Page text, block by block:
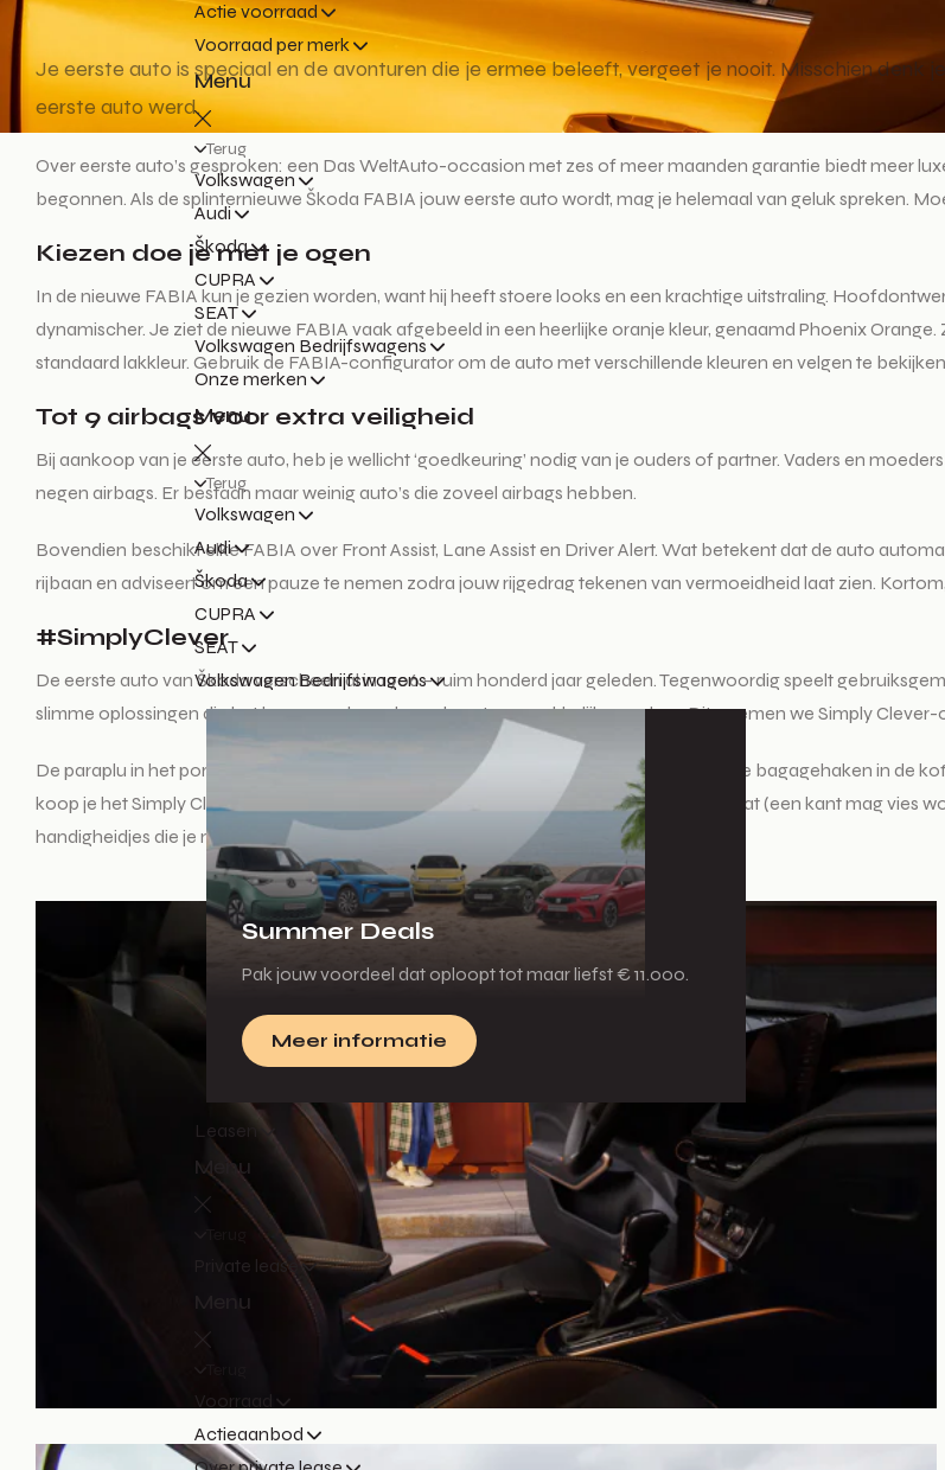
Actie voorraad
Voorraad per merk
Menu
Terug
Volkswagen
Audi
Škoda
CUPRA
SEAT
Volkswagen Bedrijfswagens
Onze merken
Menu
Terug
Volkswagen
Audi
Škoda
CUPRA
SEAT
Volkswagen Bedrijfswagens
Summer Deals
Pak jouw voordeel dat oploopt tot maar liefst € 11.000.
Meer informatie
Leasen
Menu
Private lease
Menu
Voorraad
Actieaanbod
Je eerste auto is speciaal en de avonturen die je ermee beleeft, vergeet je nooit. Misschien denk
eerste auto werd.
Over eerste auto’s gesproken: een Das WeltAuto-occasion met zes of meer maanden garantie biedt meer
begonnen. Als de splinternieuwe Škoda FABIA jouw eerste auto wordt, mag je helemaal van geluk spreken.
Kiezen doe je met je ogen
In de nieuwe FABIA kun je gezien worden, want hij heeft stoere looks en een krachtige uitstraling.
dynamischer. Je ziet de nieuwe FABIA vaak afgebeeld in een heerlijke oranje kleur, genaamd Phoenix
standaard lakkleur. Gebruik de FABIA-configurator om de auto met verschillende kleuren en velgen te
Tot 9 airbags voor extra veiligheid
Bij aankoop van je eerste auto, heb je wellicht ‘goedkeuring’ nodig van je ouders of partner. Vaders en
negen airbags. Er bestaan maar weinig auto’s die zoveel airbags hebben.
Bovendien beschikt elke FABIA over Front Assist, Lane Assist en Driver Alert. Wat betekent dat de auto
rijbaan en adviseert om een pauze te nemen zodra jouw rijgedrag tekenen van vermoeidheid laat zien.
#SimplyClever
De eerste auto van Škoda verscheen al in 1906 – ruim honderd jaar geleden. Tegenwoordig speelt
slimme oplossingen die het leven aan boord van de auto gemakkelijker maken. Dit noemen we Simply
De paraplu in het portier van de bestuurder, de parkeerkaarthouder bij de voorruit en de bagagehaken in de
koop je het Simply Clever-pakket met een prullenbakje, een dubbelzijdige kofferbakmat (een kant mag vies
handigheidjes die je nieuwe auto opgeruimd, fris en prettig houden.